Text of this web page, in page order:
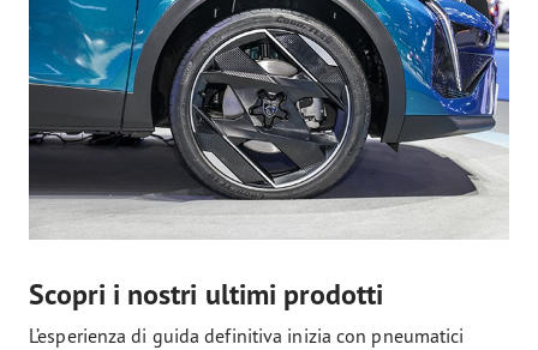
Scopri i nostri ultimi prodotti
L’esperienza di guida definitiva inizia con pneumatici